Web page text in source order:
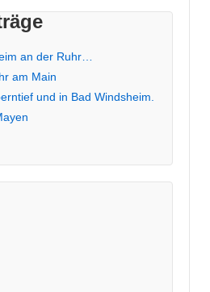
an der Ruhr…
am Main
und in Bad Windsheim.